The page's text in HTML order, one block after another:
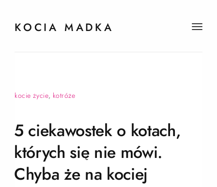
KOCIA MADKA
t
kocie życie, kotróże
5 ciekawostek o kotach,
których się nie mówi.
Chyba że na kociej